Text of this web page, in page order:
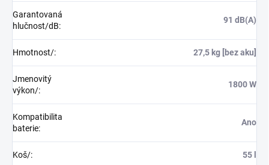
Garantovaná
hlučnost/dB:
91 dB(A)
Hmotnost/: 27,5 kg [bez aku]
Jmenovitý
výkon/:
1800 W
Kompatibilita
baterie:
Ano
Koš/: 55 l